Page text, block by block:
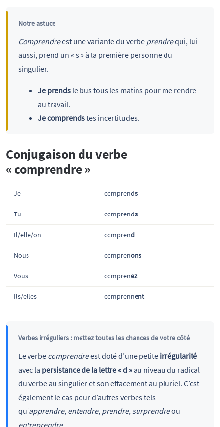
Notre astuce
Comprendreest une variante du verbe prendrequi, lui
aussi, prend un « s » à la première personne du
singulier.
Je prendsle bus tous les matins pour me rendre
au travail.
Je comprendstes incertitudes.
Conjugaison du verbe
« comprendre »
Je comprends
Tu comprends
Il/elle/on comprend
Nous comprenons
Vous comprenez
Ils/elles comprennent
Verbes irréguliers : mettez toutes les chances de votre côté
Le verbe comprendreest doté d’une petite irrégularité
avec la persistance de la lettre « d »au niveau du radical
du verbe au singulier et son effacement au pluriel. C’est
également le cas pour d’autres verbes tels
qu’apprendre, entendre, prendre, surprendreou
entreprendre.